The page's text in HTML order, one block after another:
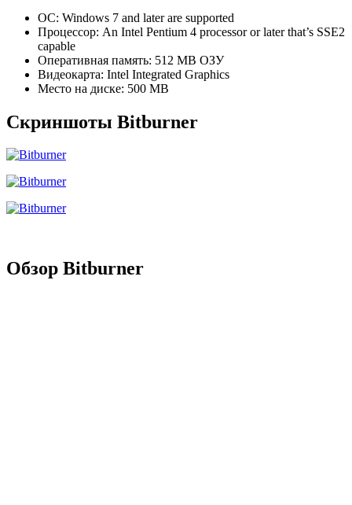
ОС: Windows 7 and later are supported
Процессор: An Intel Pentium 4 processor or later that’s SSE2
capable
Оперативная память: 512 MB ОЗУ
Видеокарта: Intel Integrated Graphics
Место на диске: 500 MB
Скриншоты Bitburner
Обзор Bitburner